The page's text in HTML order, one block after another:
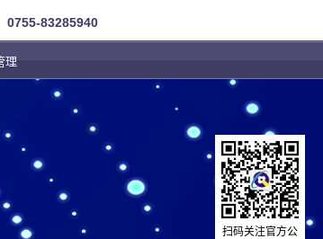
0755-83285940
理
扫码关注官方公